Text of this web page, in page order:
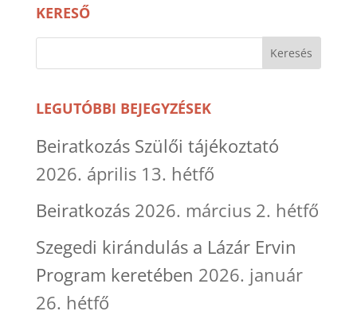
KERESŐ
LEGUTÓBBI BEJEGYZÉSEK
Beiratkozás Szülői tájékoztató
2026. április 13. hétfő
Beiratkozás 2026. március 2. hétfő
Szegedi kirándulás a Lázár Ervin
Program keretében 2026. január
26. hétfő